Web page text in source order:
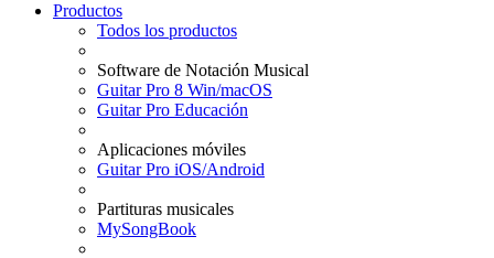
Productos
Todos los productos
Software de Notación Musical
Guitar Pro 8 Win/macOS
Guitar Pro Educación
Aplicaciones móviles
Guitar Pro iOS/Android
Partituras musicales
MySongBook